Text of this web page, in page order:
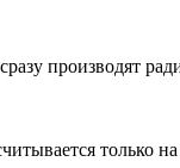
производят
только